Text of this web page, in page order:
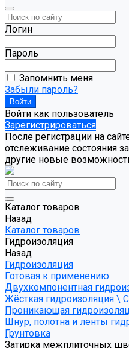
Логин
Пароль
Запомнить меня
Забыли пароль?
Войти как пользователь
Зарегистрироваться
После регистрации на
отслеживание состояния
другие новые
Каталог товаров
Назад
Каталог товаров
Гидроизоляция
Назад
Гидроизоляция
Готовая к применению
Двухкомпонентная
Жёсткая гидроизоляция \
Проникающая
Шнур, полотна и ленты
Грунтовка
Затирка межплиточных